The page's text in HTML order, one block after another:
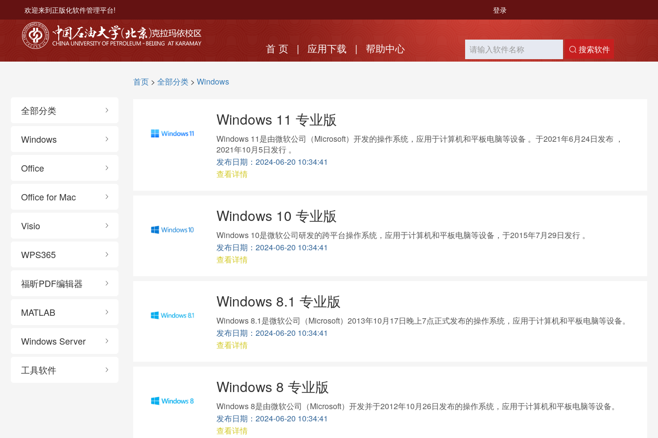
欢迎来到正版化软件管理平台! 登录
首 页 | 应用下载 | 帮助中心 搜索软件
全部分类
Windows
Office
Office for Mac
Visio
WPS365
福昕PDF编辑器
MATLAB
Windows Server
工具软件
首页 > 全部分类 > Windows
Windows 11 专业版
Windows 11是由微软公司（Microsoft）开发的操作系统，应用于计算机和平板电脑等设备 。于2021年6月24日发布 ，
2021年10月5日发行 。
发布日期：2024-06-20 10:34:41
查看详情
Windows 10 专业版
Windows 10是微软公司研发的跨平台操作系统，应用于计算机和平板电脑等设备，于2015年7月29日发行 。
发布日期：2024-06-20 10:34:41
查看详情
Windows 8.1 专业版
Windows 8.1是微软公司（Microsoft）2013年10月17日晚上7点正式发布的操作系统，应用于计算机和平板电脑等设备。
发布日期：2024-06-20 10:34:41
查看详情
Windows 8 专业版
Windows 8是由微软公司（Microsoft）开发并于2012年10月26日发布的操作系统，应用于计算机和平板电脑等设备。
发布日期：2024-06-20 10:34:41
查看详情